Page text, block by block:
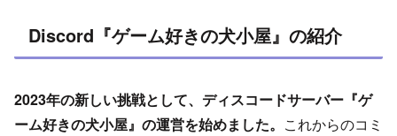
Discord『ゲーム好きの犬小屋』の紹介
2023年の新しい挑戦として、ディスコードサーバー『ゲ
ーム好きの犬小屋』の運営を始めました。 これからのコミ